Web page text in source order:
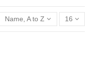
Name, A to Z 16